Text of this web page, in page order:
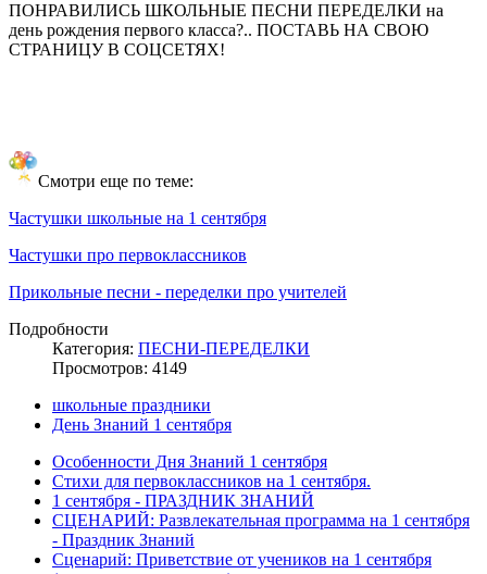
ПОНРАВИЛИСЬ ШКОЛЬНЫЕ ПЕСНИ ПЕРЕДЕЛКИ на
день рождения первого класса?.. ПОСТАВЬ НА СВОЮ
СТРАНИЦУ В СОЦСЕТЯХ!
Смотри еще по теме:
Частушки школьные на 1 сентября
Частушки про первоклассников
Прикольные песни - переделки про учителей
Подробности
Категория: ПЕСНИ-ПЕРЕДЕЛКИ
Просмотров: 4149
школьные праздники
День Знаний 1 сентября
Особенности Дня Знаний 1 сентября
Стихи для первоклассников на 1 сентября.
1 сентября - ПРАЗДНИК ЗНАНИЙ
СЦЕНАРИЙ: Развлекательная программа на 1 сентября
- Праздник Знаний
Сценарий: Приветствие от учеников на 1 сентября